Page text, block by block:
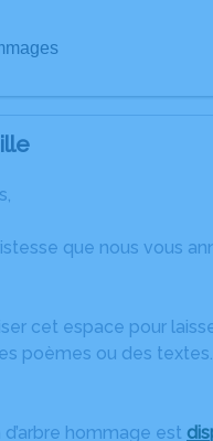
que nous vous
cet espace pour
poèmes ou des
hommage est